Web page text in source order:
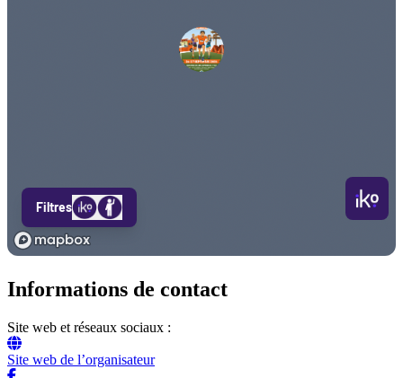
Informations de contact
Site web et réseaux sociaux :
Site web de l’organisateur